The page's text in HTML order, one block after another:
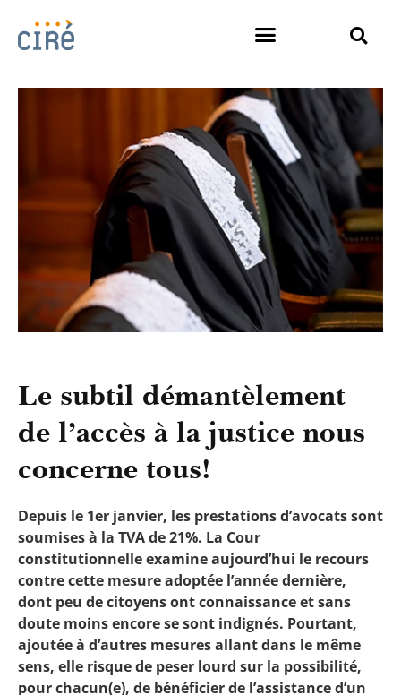
Le subtil démantèlement
de l’accès à la justice nous
concerne tous!
Depuis le 1er janvier, les prestations d’avocats sont
soumises à la TVA de 21%. La Cour
constitutionnelle examine aujourd’hui le recours
contre cette mesure adoptée l’année dernière,
dont peu de citoyens ont connaissance et sans
doute moins encore se sont indignés. Pourtant,
ajoutée à d’autres mesures allant dans le même
sens, elle risque de peser lourd sur la possibilité,
pour chacun(e), de bénéficier de l’assistance d’un